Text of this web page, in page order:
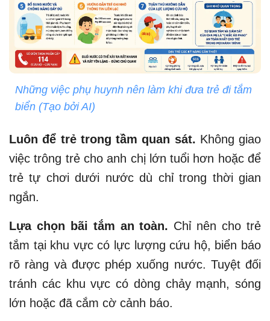
Những việc phụ huynh nên làm khi đưa trẻ đi tắm
biển (Tạo bởi AI)
Luôn để trẻ trong tầm quan sát. Không giao
việc trông trẻ cho anh chị lớn tuổi hơn hoặc để
trẻ tự chơi dưới nước dù chỉ trong thời gian
ngắn.
Lựa chọn bãi tắm an toàn. Chỉ nên cho trẻ
tắm tại khu vực có lực lượng cứu hộ, biển báo
rõ ràng và được phép xuống nước. Tuyệt đối
tránh các khu vực có dòng chảy mạnh, sóng
lớn hoặc đã cắm cờ cảnh báo.